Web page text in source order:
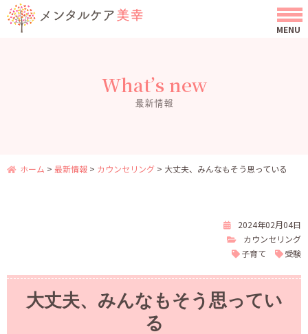
What’s new
最新情報
ホーム > 最新情報 > カウンセリング > 大丈夫、みんなもそう思っている
2024年02月04日
カウンセリング
子育て
受験
大丈夫、みんなもそう思ってい
る